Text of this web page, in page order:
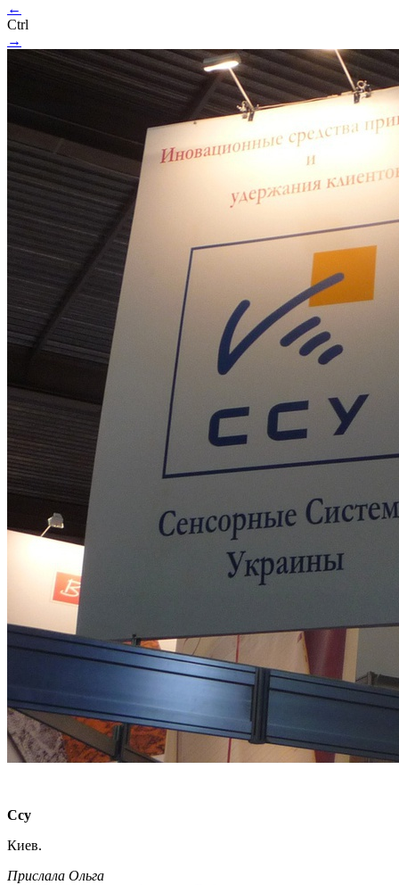
←
Ctrl
→
Ссу
Киев.
Прислала Ольга